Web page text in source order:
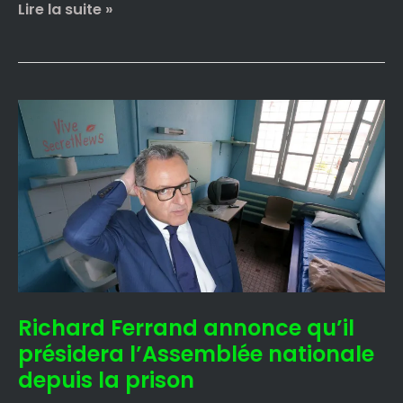
Lire la suite »
Richard Ferrand annonce qu’il
présidera l’Assemblée nationale
depuis la prison
Richard
Ferrand
annonce
qu’il
présidera
l’Assemblée
nationale
depuis
la